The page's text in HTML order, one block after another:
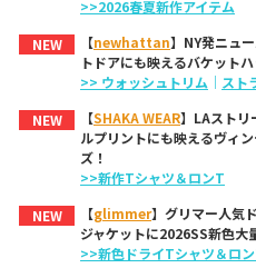
>>2026春夏新作アイテム
NEW
【newhattan】NY発ニュ
トドアにも映えるバケット
>> ウォッシュトリム ｜ スト
NEW
【SHAKA WEAR】LAストリ
ルプリントにも映えるヴィ
ズ！
>>新作Tシャツ＆ロンT
NEW
【glimmer】グリマー人気
ジャケットに2026SS新色大
>>新色ドライTシャツ＆ロ